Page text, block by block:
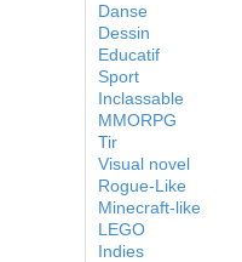
Danse
Dessin
Educatif
Sport
Inclassable
MMORPG
Tir
Visual novel
Rogue-Like
Minecraft-like
LEGO
Indies